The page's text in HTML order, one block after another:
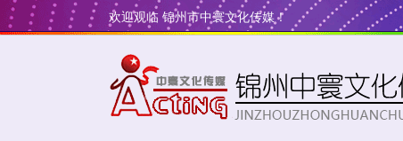
欢迎观临 锦州市中寰文化传媒！